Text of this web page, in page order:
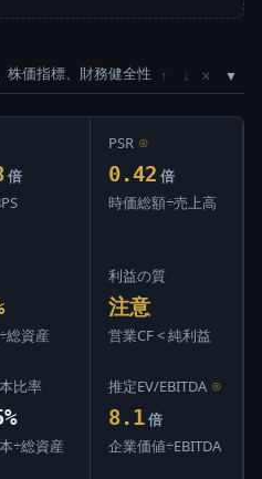
株価指標、財務健全性 ↑ ↓ ×
倍
PSR ⊙
0.42 倍
時価総額÷売上高
総資産
利益の質
注意
営業CF < 純利益
比率
÷総資産
推定EV/EBITDA ⊙
8.1 倍
企業価値÷EBITDA